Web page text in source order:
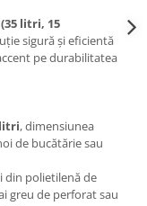
litri, 15
sigură și eficientă
pe durabilitatea
, dimensiunea
de bucătărie sau
din polietilenă de
greu de perforat sau